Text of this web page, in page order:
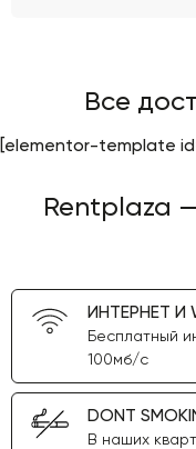
Все
[elementor-template
Rentplaza
ИНТЕРНЕТ И
Бесплатный
100мб/с
DONT
В наших